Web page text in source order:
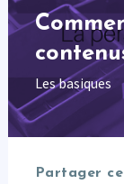
Les basiques
Partager